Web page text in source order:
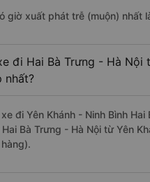
giờ xuất phát trễ (muộn) nhất
đi Hai Bà Trưng - Hà
nhất?
đi Yên Khánh - Ninh Bình
Hai Bà Trưng - Hà Nội từ Yên